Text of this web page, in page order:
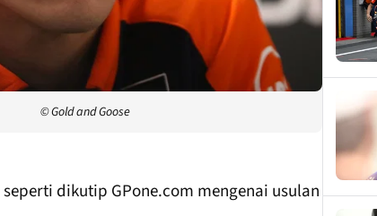
© Gold and Goose
seperti dikutip GPone.com mengenai usulan